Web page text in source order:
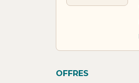
OFFRES